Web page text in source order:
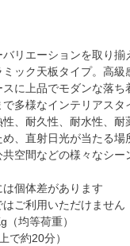
リエーションを取り揃
ック天板タイプ。高級
に上品でモダンな落ち
多様なインテリアスタ
、耐久性、耐水性、耐
め、直射日光が当たる場
空間などの様々なシー
個体差があります
ご利用いただけません
（均等荷重）
で約20分）